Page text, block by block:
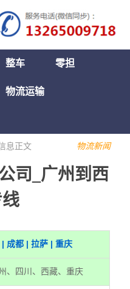
整车 零担
物流运输
物流新闻
息正文
司_广州到西
成都 | 拉萨 | 重庆
、四川、西藏、重庆